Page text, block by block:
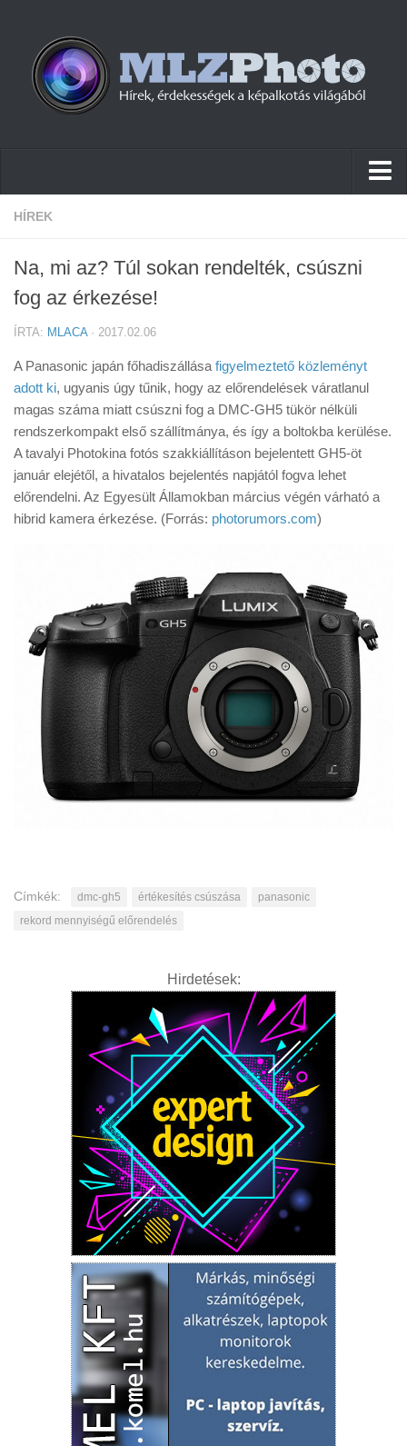
Hírek
Cikkek
Szoftver
Tudástár
Tanácsok
Érdekességek
Helyszíni Riport
E-BB
HÍREK
Na, mi az? Túl sokan rendelték, csúszni
fog az érkezése!
ÍRTA: MLACA· 2017.02.06
A Panasonic japán főhadiszállása figyelmeztető közleményt
adott ki, ugyanis úgy tűnik, hogy az előrendelések váratlanul
magas száma miatt csúszni fog a DMC-GH5 tükör nélküli
rendszerkompakt első szállítmánya, és így a boltokba kerülése.
A tavalyi Photokina fotós szakkiállításon bejelentett GH5-öt
január elejétől, a hivatalos bejelentés napjától fogva lehet
előrendelni. Az Egyesült Államokban március végén várható a
hibrid kamera érkezése. (Forrás: photorumors.com)
Címkék: dmc-gh5 értékesítés csúszása
panasonic
rekord mennyiségű előrendelés
Hirdetések: